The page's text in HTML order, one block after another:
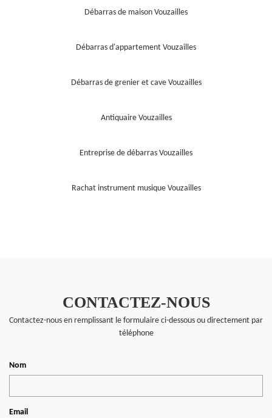
Débarras de maison Vouzailles
Débarras d'appartement Vouzailles
Débarras de grenier et cave Vouzailles
Antiquaire Vouzailles
Entreprise de débarras Vouzailles
Rachat instrument musique Vouzailles
CONTACTEZ-NOUS
Contactez-nous en remplissant le formulaire ci-dessous ou directement par
téléphone
Nom
Email